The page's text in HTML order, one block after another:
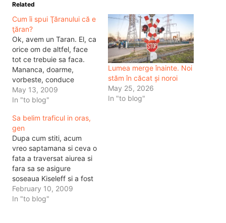
Related
Cum îi spui Ţăranului că e
ţăran?
Ok, avem un Taran. El, ca
orice om de altfel, face
tot ce trebuie sa faca.
Mananca, doarme,
vorbeste, conduce
masina, lucreaza si asa
mai departe. Dar e taran.
gandim bine toti suntem
tarani, pentru ca mai
devreme sau mai tarziu
toti ne tragem dintr-un…
May 13, 2009
In "to blog"
Lumea merge înainte. Noi
stăm în căcat și noroi
May 25, 2026
In "to blog"
Sa belim traficul in oras,
gen
Dupa cum stiti, acum
vreo saptamana si ceva o
fata a traversat aiurea si
fara sa se asigure
soseaua Kiseleff si a fost
calcata de o masina.
Foarte bine, asa ii trebuie
February 10, 2009
In "to blog"